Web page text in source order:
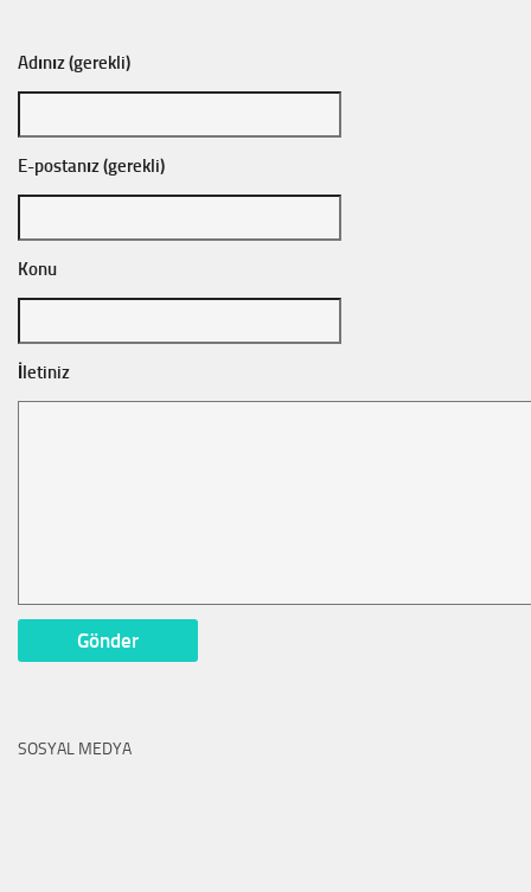
Adınız (gerekli)
E-postanız (gerekli)
Konu
İletiniz
SOSYAL MEDYA